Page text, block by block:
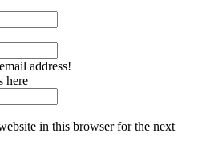
address!
here
in this browser for the next